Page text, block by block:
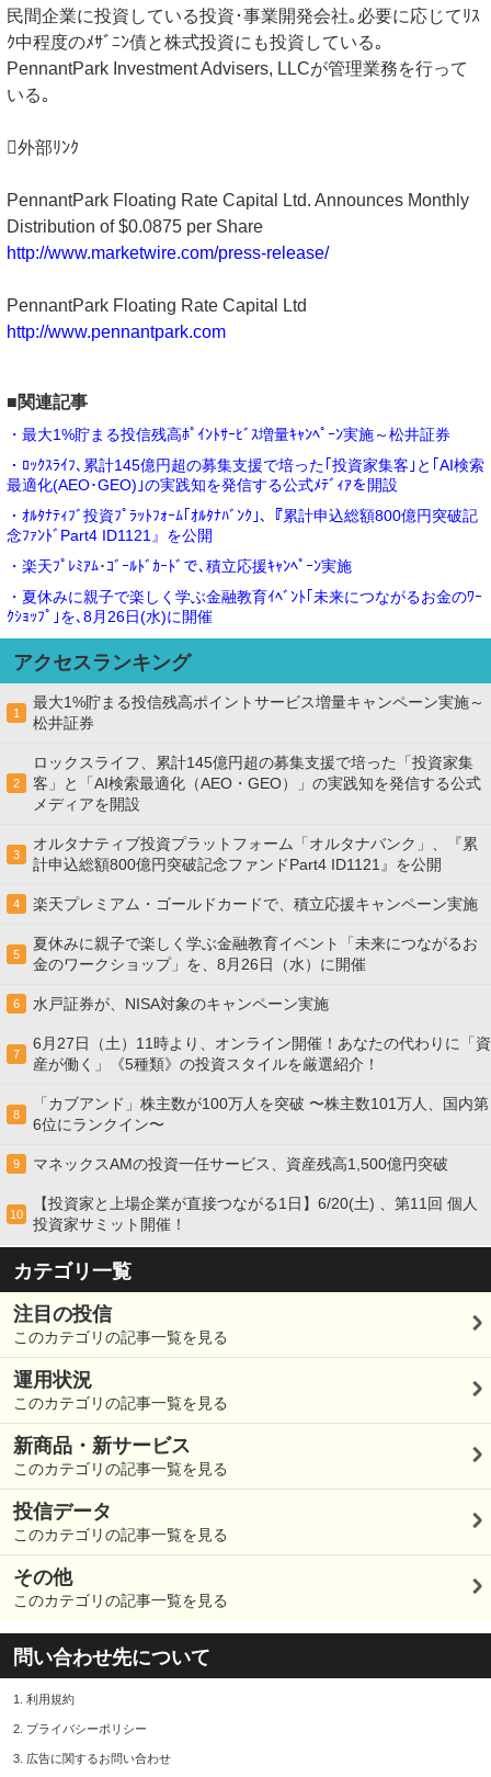
民間企業に投資している投資･事業開発会社｡必要に応じてﾘｽ
ｸ中程度のﾒｻﾞﾆﾝ債と株式投資にも投資している｡
PennantPark Investment Advisers, LLCが管理業務を行って
いる｡
外部ﾘﾝｸ
PennantPark Floating Rate Capital Ltd. Announces Monthly
Distribution of $0.0875 per Share
http://www.marketwire.com/press-release/
PennantPark Floating Rate Capital Ltd
http://www.pennantpark.com
■関連記事
・最大1%貯まる投信残高ﾎﾟｲﾝﾄｻｰﾋﾞｽ増量ｷｬﾝﾍﾟｰﾝ実施～松井証券
・ﾛｯｸｽﾗｲﾌ､累計145億円超の募集支援で培った｢投資家集客｣と｢AI検索
最適化(AEO･GEO)｣の実践知を発信する公式ﾒﾃﾞｨｱを開設
・ｵﾙﾀﾅﾃｨﾌﾞ投資ﾌﾟﾗｯﾄﾌｫｰﾑ｢ｵﾙﾀﾅﾊﾞﾝｸ｣､『累計申込総額800億円突破記
念ﾌｧﾝﾄﾞPart4 ID1121』を公開
・楽天ﾌﾟﾚﾐｱﾑ･ｺﾞｰﾙﾄﾞｶｰﾄﾞで､積立応援ｷｬﾝﾍﾟｰﾝ実施
・夏休みに親子で楽しく学ぶ金融教育ｲﾍﾞﾝﾄ｢未来につながるお金のﾜｰ
ｸｼｮｯﾌﾟ｣を､8月26日(水)に開催
アクセスランキング
1
最大1%貯まる投信残高ポイントサービス増量キャンペーン実施～
松井証券
2
ロックスライフ、累計145億円超の募集支援で培った「投資家集
客」と「AI検索最適化（AEO・GEO）」の実践知を発信する公式
メディアを開設
3
オルタナティブ投資プラットフォーム「オルタナバンク」、『累
計申込総額800億円突破記念ファンドPart4 ID1121』を公開
4 楽天プレミアム・ゴールドカードで、積立応援キャンペーン実施
5
夏休みに親子で楽しく学ぶ金融教育イベント「未来につながるお
金のワークショップ」を、8月26日（水）に開催
6 水戸証券が、NISA対象のキャンペーン実施
7
6月27日（土）11時より、オンライン開催！あなたの代わりに「資
産が働く」《5種類》の投資スタイルを厳選紹介！
8
「カブアンド」株主数が100万人を突破 〜株主数101万人、国内第
6位にランクイン〜
9 マネックスAMの投資一任サービス、資産残高1,500億円突破
10
【投資家と上場企業が直接つながる1日】6/20(土) 、第11回 個人
投資家サミット開催！
カテゴリ一覧
注目の投信
このカテゴリの記事一覧を見る
運用状況
このカテゴリの記事一覧を見る
新商品・新サービス
このカテゴリの記事一覧を見る
投信データ
このカテゴリの記事一覧を見る
その他
このカテゴリの記事一覧を見る
問い合わせ先について
1. 利用規約
2. プライバシーポリシー
3. 広告に関するお問い合わせ